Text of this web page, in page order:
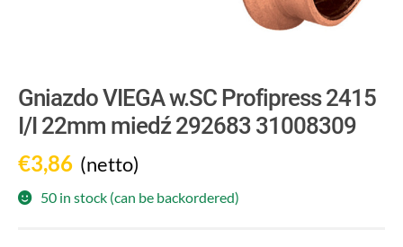
Gniazdo VIEGA w.SC Profipress 2415
I/I 22mm miedź 292683 31008309
€3,86 (netto)
50 in stock (can be backordered)